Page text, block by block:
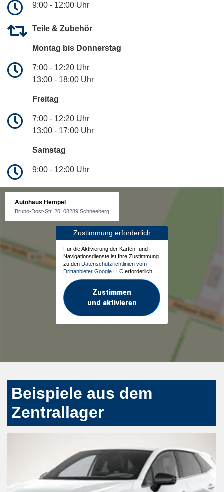
9:00 - 12:00 Uhr
Teile & Zubehör
Montag bis Donnerstag
7:00 - 12:20 Uhr
13:00 - 18:00 Uhr
Freitag
7:00 - 12:20 Uhr
13:00 - 17:00 Uhr
Samstag
9:00 - 12:00 Uhr
Autohaus Hempel
Bruno-Dost-Str. 20, 08289 Schneeberg
Zustimmung erforderlich
Für die Aktivierung der Karten- und
Navigationsdienste ist Ihre Zustimmung
zu den Datenschutzrichtlinien vom
Drittanbieter Google LLC erforderlich.
Zustimmen
und aktivieren
Beispiele aus dem
Zentrallager